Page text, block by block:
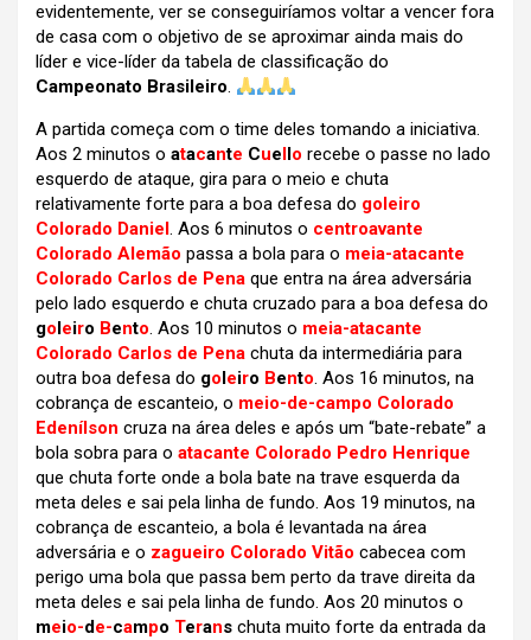
evidentemente, ver se conseguiríamos voltar a vencer fora
de casa com o objetivo de se aproximar ainda mais do
líder e vice-líder da tabela de classificação do
Campeonato Brasileiro.
A partida começa com o time deles tomando a iniciativa.
Aos 2 minutos o atacante Cuello recebe o passe no lado
esquerdo de ataque, gira para o meio e chuta
relativamente forte para a boa defesa do goleiro
Colorado Daniel. Aos 6 minutos o centroavante
Colorado Alemão passa a bola para o meia-atacante
Colorado Carlos de Pena que entra na área adversária
pelo lado esquerdo e chuta cruzado para a boa defesa do
goleiro Bento. Aos 10 minutos o meia-atacante
Colorado Carlos de Pena chuta da intermediária para
outra boa defesa do goleiro Bento. Aos 16 minutos, na
cobrança de escanteio, o meio-de-campo Colorado
Edenílson cruza na área deles e após um “bate-rebate” a
bola sobra para o atacante Colorado Pedro Henrique
que chuta forte onde a bola bate na trave esquerda da
meta deles e sai pela linha de fundo. Aos 19 minutos, na
cobrança de escanteio, a bola é levantada na área
adversária e o zagueiro Colorado Vitão cabecea com
perigo uma bola que passa bem perto da trave direita da
meta deles e sai pela linha de fundo. Aos 20 minutos o
meio-de-campo Terans chuta muito forte da entrada da